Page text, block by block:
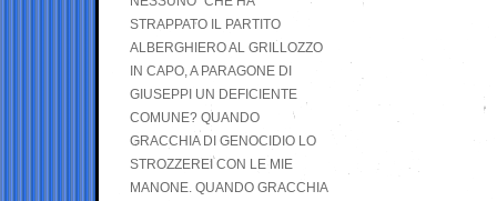
STRAPPATO IL PARTITO
ALBERGHIERO AL GRILLOZZO
IN CAPO, A PARAGONE DI
GIUSEPPI UN DEFICIENTE
COMUNE? QUANDO
GRACCHIA DI GENOCIDIO LO
STROZZEREI CON LE MIE
MANONE. QUANDO GRACCHIA